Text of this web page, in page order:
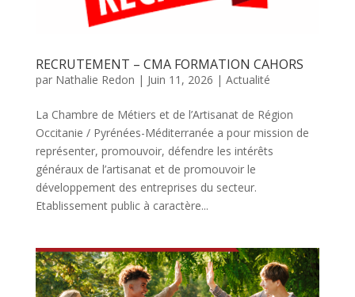
RECRUTEMENT – CMA FORMATION CAHORS
par Nathalie Redon | Juin 11, 2026 | Actualité
La Chambre de Métiers et de l’Artisanat de Région
Occitanie / Pyrénées-Méditerranée a pour mission de
représenter, promouvoir, défendre les intérêts
généraux de l’artisanat et de promouvoir le
développement des entreprises du secteur.
Etablissement public à caractère...